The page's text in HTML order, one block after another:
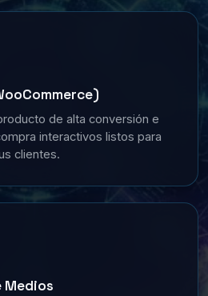
de alta conversión e
interactivos listos para
clientes.
Medios